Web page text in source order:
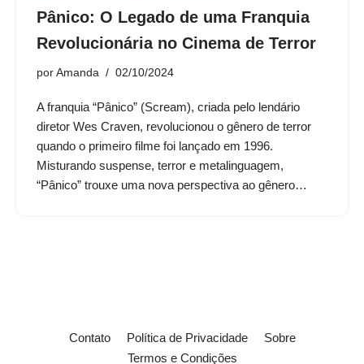
Pânico: O Legado de uma Franquia
Revolucionária no Cinema de Terror
por Amanda 02/10/2024
A franquia “Pânico” (Scream), criada pelo lendário
diretor Wes Craven, revolucionou o gênero de terror
quando o primeiro filme foi lançado em 1996.
Misturando suspense, terror e metalinguagem,
“Pânico” trouxe uma nova perspectiva ao gênero…
Contato Política de Privacidade
Sobre
Termos e Condições